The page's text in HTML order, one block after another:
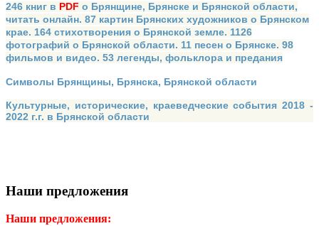
246 книг в PDF о Брянщине, Брянске и Брянской области,
читать онлайн. 87 картин Брянских художников о Брянском
крае. 164 стихотворения о Брянской земле. 1126
фотографий о Брянской области. 11 песен о Брянске. 98
фильмов и видео. 53 легенды, фольклора и предания
Символы Брянщины, Брянска, Брянской области
Культурные, исторические, краеведческие события 2018 -
2022 г.г. в Брянской области
Наши предложения
Наши предложения: